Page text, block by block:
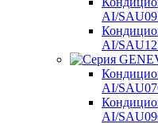
AI/
AI/
AI/
AI/